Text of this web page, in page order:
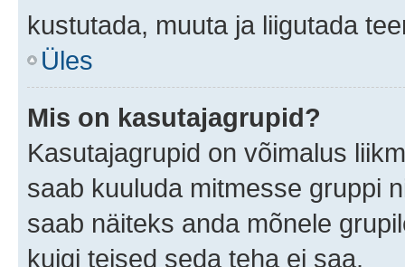
kustutada, muuta ja liigutada
Üles
Mis on kasutajagrupid?
Kasutajagrupid on võimalus
saab kuuluda mitmesse gruppi
saab näiteks anda mõnele
kuigi teised seda teha ei saa.